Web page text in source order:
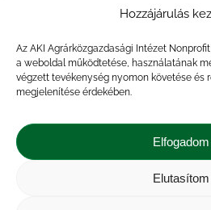
Hozzájárulás
Az AKI Agrárközgazdasági Intézet
a weboldal működtetése, használatának
végzett tevékenység nyomon követése és
megjelenítése érdekében.
Elfogadom
Elutasítom
nemzetközi árinformációk
paradicsom piac piaci
pulyka pulykahús sertés sertéshús
szarvasmarha termelés
zöldség árak
átlagárértékesítési ár